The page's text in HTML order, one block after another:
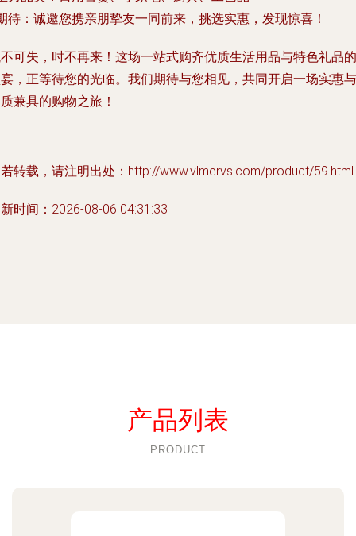
待 ：诚邀您携亲朋挚友一同前来，挑选实惠，发现惊喜！
可失，时不再来！这场一站式购齐优质生活用品与特色礼品的
，正等待您的光临。我们期待与您相见，共同开启一场实惠与
兼具的购物之旅！
转载，请注明出处：http://www.vlmervs.com/product/59.html
时间：2026-08-06 04:31:33
产品列表
PRODUCT